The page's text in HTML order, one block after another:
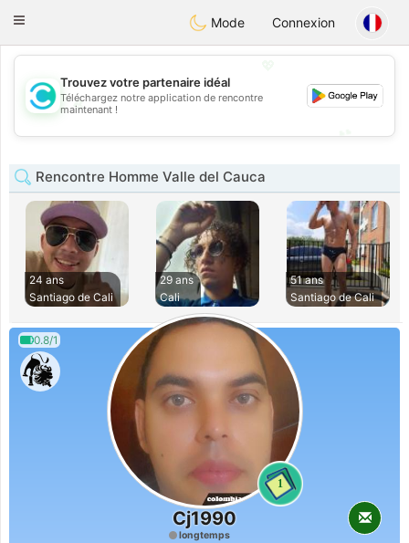
olombiaCitas
Toggle
Mode Connexion
💖
💕
Trouvez votre partenaire idéal
Téléchargez notre application de rencontre
maintenant !
Rencontre Homme Valle del Cauca
24 ans
Santiago de Cali
29 ans
Cali
51 ans
Santiago de Cali
0.8/1
1
Cj1990
longtemps